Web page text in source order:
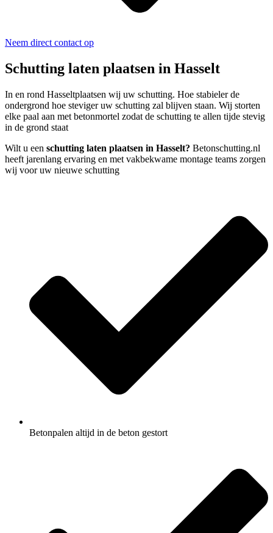
Neem direct contact op
Schutting laten plaatsen in Hasselt
In en rond Hasseltplaatsen wij uw schutting. Hoe stabieler de
ondergrond hoe steviger uw schutting zal blijven staan. Wij storten
elke paal aan met betonmortel zodat de schutting te allen tijde stevig
in de grond staat
Wilt u een schutting laten plaatsen in Hasselt? Betonschutting.nl
heeft jarenlang ervaring en met vakbekwame montage teams zorgen
wij voor uw nieuwe schutting
Betonpalen altijd in de beton gestort